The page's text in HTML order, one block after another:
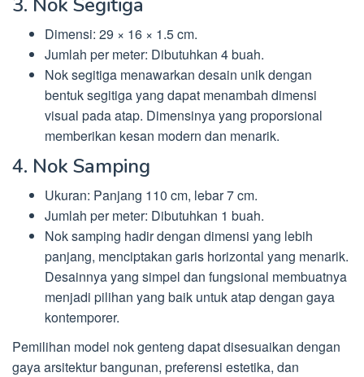
Dimensi: 29 × 16 × 1.5 cm.
Jumlah per meter: Dibutuhkan 4 buah.
Nok segitiga menawarkan desain unik dengan
bentuk segitiga yang dapat menambah dimensi
visual pada atap. Dimensinya yang proporsional
memberikan kesan modern dan menarik.
4. Nok Samping
Ukuran: Panjang 110 cm, lebar 7 cm.
Jumlah per meter: Dibutuhkan 1 buah.
Nok samping hadir dengan dimensi yang lebih
panjang, menciptakan garis horizontal yang menarik.
Desainnya yang simpel dan fungsional membuatnya
menjadi pilihan yang baik untuk atap dengan gaya
kontemporer.
Pemilihan model nok genteng dapat disesuaikan dengan
gaya arsitektur bangunan, preferensi estetika, dan